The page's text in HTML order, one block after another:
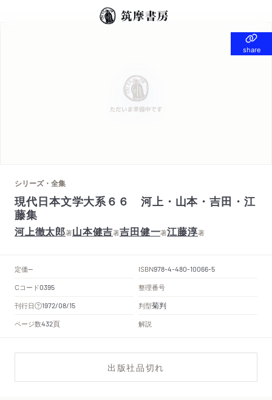
share
share
シリーズ・全集
現代日本文学大系６６ 河上・山本・吉田・江
藤集
河上徹太郎著山本健吉著吉田健一著江藤淳著
定価-- ISBN978-4-480-10066-5
Cコード0395
整理番号
刊行日
1972/08/15 判型菊判
ページ数432頁 解説
出版社品切れ